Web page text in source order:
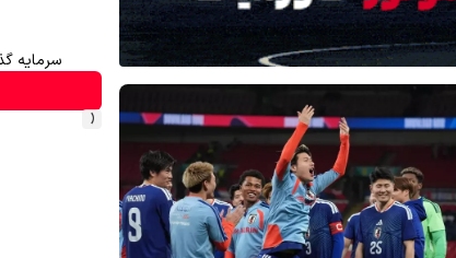
سرمایه گذاری امن با طلا و نقره دیجی کالا
سرمایه گذاری
‹